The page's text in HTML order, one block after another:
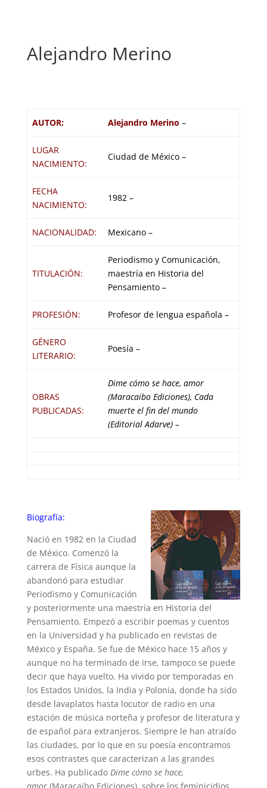
Alejandro Merino
AUTOR: Alejandro Merino –
LUGAR
NACIMIENTO:
Ciudad de México –
FECHA
NACIMIENTO:
1982 –
NACIONALIDAD: Mexicano –
TITULACIÓN:
Periodismo y Comunicación,
maestría en Historia del
Pensamiento –
PROFESIÓN: Profesor de lengua española –
GÉNERO
LITERARIO:
Poesía –
OBRAS
PUBLICADAS:
Dime cómo se hace, amor
(Maracaibo Ediciones), Cada
muerte el fin del mundo
(Editorial Adarve) –
Biografía:
Nació en 1982 en la Ciudad
de México. Comenzó la
carrera de Física aunque la
abandonó para estudiar
Periodismo y Comunicación
y posteriormente una maestría en Historia del
Pensamiento. Empezó a escribir poemas y cuentos
en la Universidad y ha publicado en revistas de
México y España. Se fue de México hace 15 años y
aunque no ha terminado de irse, tampoco se puede
decir que haya vuelto. Ha vivido por temporadas en
los Estados Unidos, la India y Polonia, donde ha sido
desde lavaplatos hasta locutor de radio en una
estación de música norteña y profesor de literatura y
de español para extranjeros. Siempre le han atraído
las ciudades, por lo que en su poesía encontramos
esos contrastes que caracterizan a las grandes
urbes. Ha publicado Dime cómo se hace,